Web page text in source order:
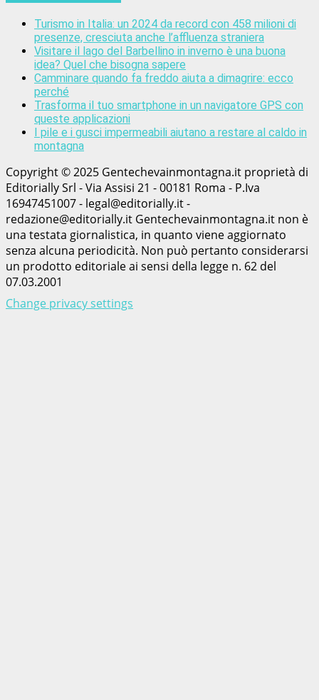
Turismo in Italia: un 2024 da record con 458 milioni di
presenze, cresciuta anche l’affluenza straniera
Visitare il lago del Barbellino in inverno è una buona
idea? Quel che bisogna sapere
Camminare quando fa freddo aiuta a dimagrire: ecco
perché
Trasforma il tuo smartphone in un navigatore GPS con
queste applicazioni
I pile e i gusci impermeabili aiutano a restare al caldo in
montagna
Copyright © 2025 Gentechevainmontagna.it proprietà di
Editorially Srl - Via Assisi 21 - 00181 Roma - P.Iva
16947451007 - legal@editorially.it -
redazione@editorially.it Gentechevainmontagna.it non è
una testata giornalistica, in quanto viene aggiornato
senza alcuna periodicità. Non può pertanto considerarsi
un prodotto editoriale ai sensi della legge n. 62 del
07.03.2001
Change privacy settings